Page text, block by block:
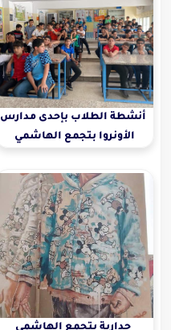
أنشطة الطلاب بإحدى مدارس
الأونروا بتجمع الهاشمي
جدارية بتجمع الهاشمي